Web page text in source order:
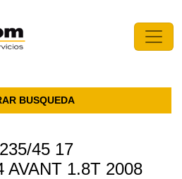
BUSQUEDA
45 17
AVANT 1.8T 2008